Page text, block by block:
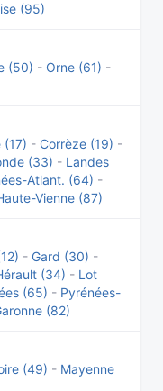
(95)
(50) - Orne (61) -
(17) - Corrèze (19) -
(33) - Landes
Atlant. (64) -
Vienne (87)
- Gard (30) -
(34) - Lot
(65) - Pyrénées-
(82)
(49) - Mayenne